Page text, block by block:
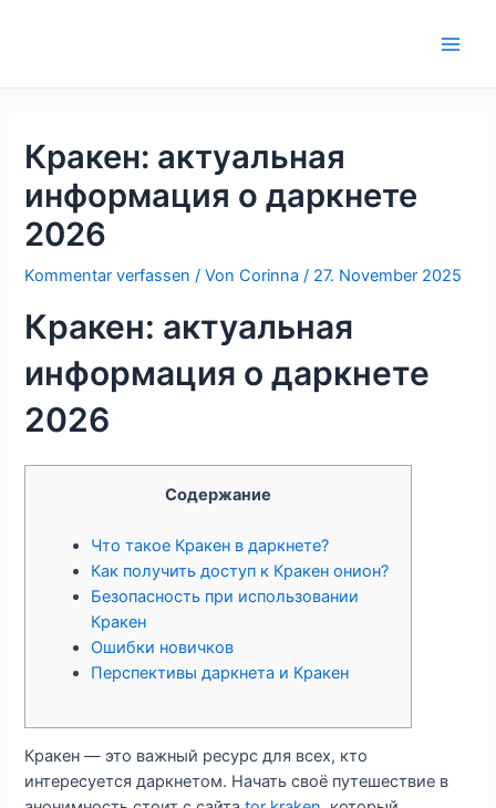
Кракен: актуальная
информация о даркнете
2026
Kommentar verfassen / VonCorinna/ 27. November 2025
Кракен: актуальная
информация о даркнете
2026
Содержание
Что такое Кракен в даркнете?
Как получить доступ к Кракен онион?
Безопасность при использовании
Кракен
Ошибки новичков
Перспективы даркнета и Кракен
Кракен — это важный ресурс для всех, кто
интересуется даркнетом. Начать своё путешествие в